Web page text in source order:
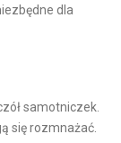
dla
samotniczek.
się rozmnażać.